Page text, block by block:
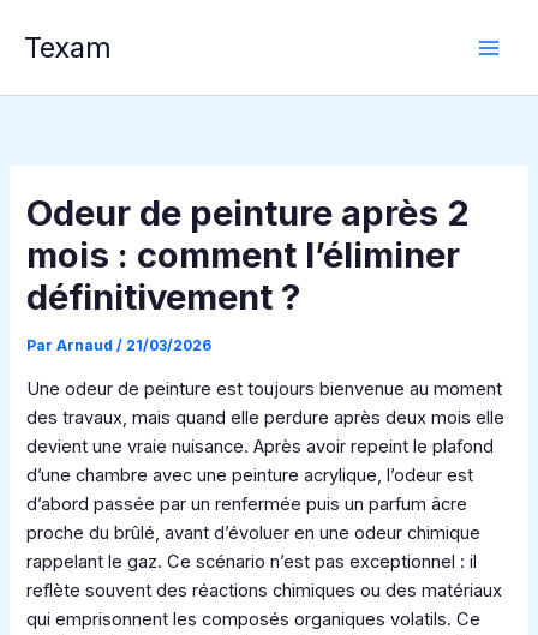
Texam
Odeur de peinture après 2
mois : comment l’éliminer
définitivement ?
ParArnaud/ 21/03/2026
Une odeur de peinture est toujours bienvenue au moment
des travaux, mais quand elle perdure après deux mois elle
devient une vraie nuisance. Après avoir repeint le plafond
d’une chambre avec une peinture acrylique, l’odeur est
d’abord passée par un renfermée puis un parfum âcre
proche du brûlé, avant d’évoluer en une odeur chimique
rappelant le gaz. Ce scénario n’est pas exceptionnel : il
reflète souvent des réactions chimiques ou des matériaux
qui emprisonnent les composés organiques volatils. Ce